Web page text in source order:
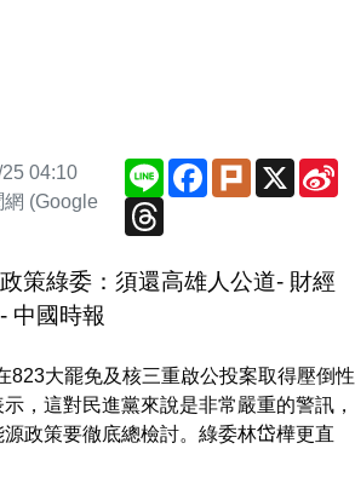
04:10
(Google
Line Facebook
PlurkX
Threads
策綠委：須還高雄人公道- 財經
中國時報
823大罷免及核三重啟公投案取得壓倒性
，這對民進黨來說是非常嚴重的警訊，
政策要徹底總檢討。綠委林岱樺更直